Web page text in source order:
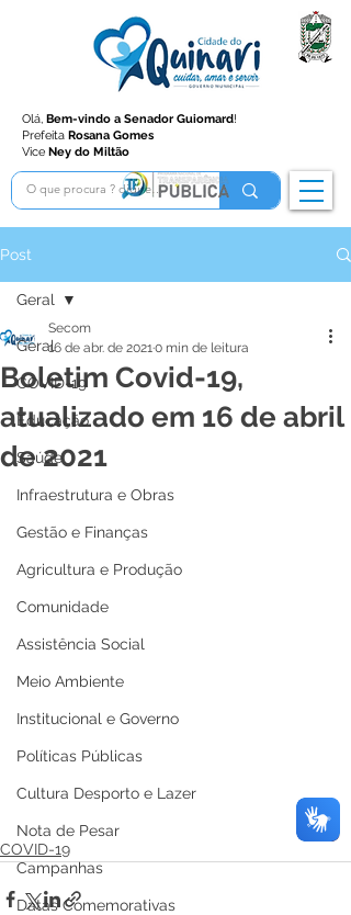
Olá, Bem-vindo a Senador Guiomard!
Prefeita Rosana Gomes
Vice Ney do Miltão
Post
Geral
COVID-19
Educação
Saúde
Infraestrutura e Obras
Gestão e Finanças
Agricultura e Produção
Comunidade
Assistência Social
Meio Ambiente
Institucional e Governo
Políticas Públicas
Cultura Desporto e Lazer
Nota de Pesar
Campanhas
Datas Comemorativas
Geral
Boletim Covid-19,
atualizado em 16 de abril
de 2021
Secom
16 de abr. de 20210 min de leitura
COVID-19